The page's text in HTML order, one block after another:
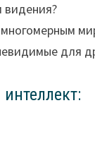
для